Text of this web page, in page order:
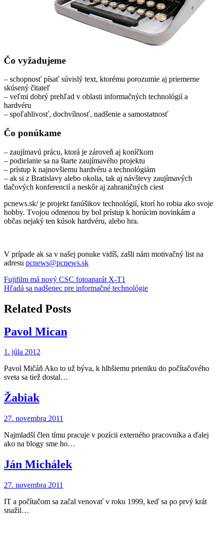
Čo vyžadujeme
– schopnosť písať súvislý text, ktorému porozumie aj priemerne
skúsený čitateľ
– veľmi dobrý prehľad v oblasti informačných technológií a
hardvéru
– spoľahlivosť, dochvílnosť, nadšenie a samostatnosť
Čo ponúkame
– zaujímavú prácu, ktorá je zároveň aj koníčkom
– podielanie sa na štarte zaujímavého projektu
– prístup k najnovšiemu hardvéru a technológiám
– ak si z Bratislavy alebo okolia, tak aj návštevy zaujímavých
tlačových konferencií a neskôr aj zahraničných ciest
pcnews.sk/ je projekt fanúšikov technológií, ktorí ho robia ako svoje
hobby. Tvojou odmenou by bol prístup k horúcim novinkám a
občas nejaký ten kúsok hardvéru, alebo hra.
V prípade ak sa v našej ponuke vidíš, zašli nám motivačný list na
adresu pcnews@pcnews.sk
Navigácia
v
článku
Fujifilm má nový CSC fotoaparát X-T1
Hľadá sa nadšenec pre informačné technológie
Related Posts
Pavol Mican
1. júla 2012
Pavol Mičáň Ako to už býva, k hlbšiemu prieniku do počítačového
sveta sa tiež dostal…
Žabiak
27. novembra 2011
Najmladší člen tímu pracuje v pozícii externého pracovníka a ďalej
ako na blogy sme ho…
Ján Michálek
27. novembra 2011
IT a počítačom sa začal venovať v roku 1999, keď sa po prvý krát
snažil…